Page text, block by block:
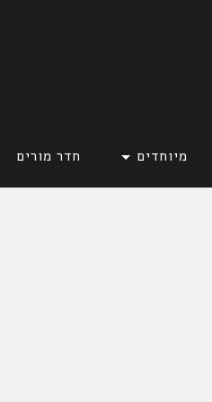
מיוחדים חדר מורים